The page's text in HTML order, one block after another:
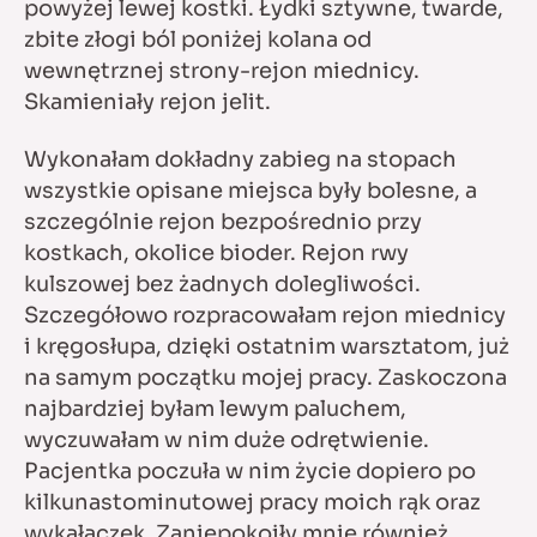
powyżej lewej kostki. Łydki sztywne, twarde,
zbite złogi ból poniżej kolana od
wewnętrznej strony-rejon miednicy.
Skamieniały rejon jelit.
Wykonałam dokładny zabieg na stopach
wszystkie opisane miejsca były bolesne, a
szczególnie rejon bezpośrednio przy
kostkach, okolice bioder. Rejon rwy
kulszowej bez żadnych dolegliwości.
Szczegółowo rozpracowałam rejon miednicy
i kręgosłupa, dzięki ostatnim warsztatom, już
na samym początku mojej pracy. Zaskoczona
najbardziej byłam lewym paluchem,
wyczuwałam w nim duże odrętwienie.
Pacjentka poczuła w nim życie dopiero po
kilkunastominutowej pracy moich rąk oraz